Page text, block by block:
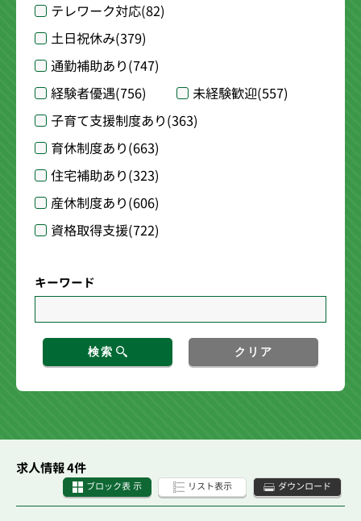
テレワーク対応(82)
土日祝休み(379)
通勤補助あり(747)
経験者優遇(756) 未経験歓迎(557)
子育て支援制度あり(363)
育休制度あり(663)
住宅補助あり(323)
産休制度あり(606)
資格取得支援(722)
キーワード
検索 クリア
求人情報 4件
ブロック表 示 リスト表示 ダウンロード